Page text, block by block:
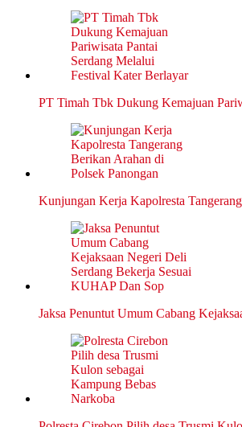
PT Timah Tbk Dukung Kemajuan
Kunjungan Kerja Kapolresta
Jaksa Penuntut Umum Cabang